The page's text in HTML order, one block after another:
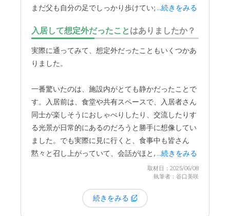
まだ父も自分の足でしっかり歩けていたので、「廊
しれない」と考えました。リハビリとまではいかな
くても、日常生活の中で自然と体を動かせる環境
は、父にとってプラスになるだろうと思ったんで
皮肉なことに、今では父も歩行器を使うのがやっと
になり、その長い廊下が逆に「食堂までが遠い」と
いう負担になってしまっているのですが…。それで
も、当時は父の身体能力を維持したいという思いが
強く、この広々とした環境がとても魅力的に見えま
けを見て決めるのは不安でした。だからこそ、いく
つかの施設に足を運び、それぞれの良い点、気にな
る点を自分の目で確かめられたのは良かったと思っ
...続きをみる
入居して想定外だったことはありましたか？
実際に通ってみて、想定外だったこともいくつかあ
りました。
一番驚いたのは、施設内がとても静かだったことで
す。入居前は、食堂や共有スペースで、入居者さん
同士が楽しそうにおしゃべりしたり、交流したりす
る光景が日常的にあるのだろうと勝手に想像してい
ました。でも実際に見に行くと、食事中も皆さん
黙々と召し上がっていて、会話がほとんどないんで
す。「もう少し、他の入居者の方と話すような、楽
しい時間があればいいのに…」というのは、少し寂
しく感じた点です。
...続きをみる
取材日：2025/06/08
執筆者：谷口美咲
続きをみる